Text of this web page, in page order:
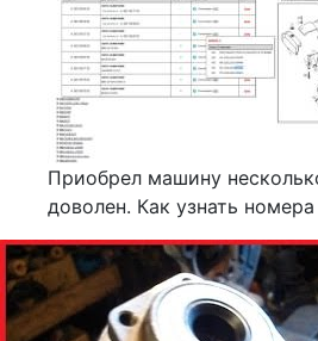
Приобрел машину
доволен. Как узнать номера